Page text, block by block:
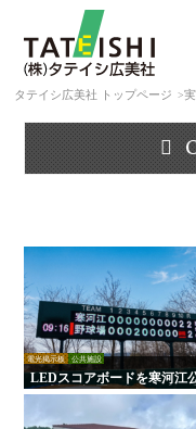
タテイシ広美社 トップページ
電光掲示板 公共施設
LEDスコアボードを寒河江
野球場に設置｜負担軽減！
式からの更新で試合運営を効
化！